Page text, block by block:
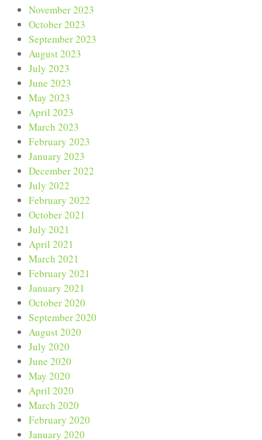
November 2023
October 2023
September 2023
August 2023
July 2023
June 2023
May 2023
April 2023
March 2023
February 2023
January 2023
December 2022
July 2022
February 2022
October 2021
July 2021
April 2021
March 2021
February 2021
January 2021
October 2020
September 2020
August 2020
July 2020
June 2020
May 2020
April 2020
March 2020
February 2020
January 2020